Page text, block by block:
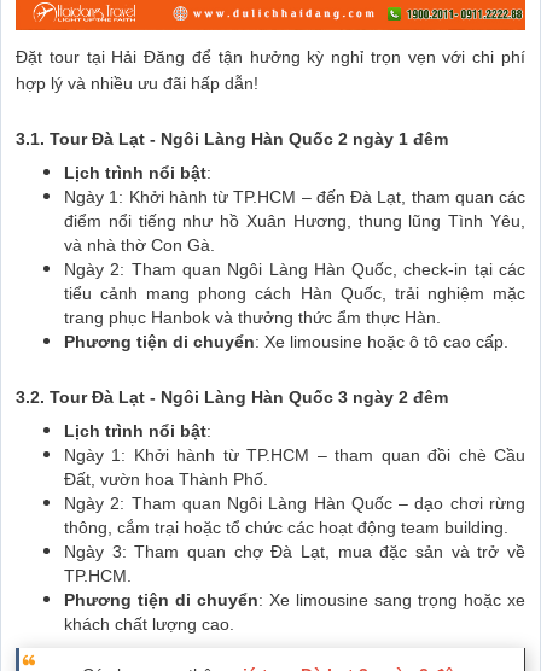
Đặt tour tại Hải Đăng để tận hưởng kỳ nghỉ trọn vẹn với chi phí
hợp lý và nhiều ưu đãi hấp dẫn!
3.1. Tour Đà Lạt - Ngôi Làng Hàn Quốc 2 ngày 1 đêm
Lịch trình nổi bật:
Ngày 1: Khởi hành từ TP.HCM – đến Đà Lạt, tham quan các
điểm nổi tiếng như hồ Xuân Hương, thung lũng Tình Yêu,
và nhà thờ Con Gà.
Ngày 2: Tham quan Ngôi Làng Hàn Quốc, check-in tại các
tiểu cảnh mang phong cách Hàn Quốc, trải nghiệm mặc
trang phục Hanbok và thưởng thức ẩm thực Hàn.
Phương tiện di chuyển: Xe limousine hoặc ô tô cao cấp.
3.2. Tour Đà Lạt - Ngôi Làng Hàn Quốc 3 ngày 2 đêm
Lịch trình nổi bật:
Ngày 1: Khởi hành từ TP.HCM – tham quan đồi chè Cầu
Đất, vườn hoa Thành Phố.
Ngày 2: Tham quan Ngôi Làng Hàn Quốc – dạo chơi rừng
thông, cắm trại hoặc tổ chức các hoạt động team building.
Ngày 3: Tham quan chợ Đà Lạt, mua đặc sản và trở về
TP.HCM.
Phương tiện di chuyển: Xe limousine sang trọng hoặc xe
khách chất lượng cao.